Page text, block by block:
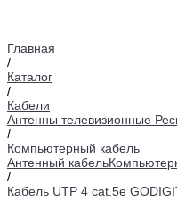
Главная
/
Каталог
/
Кабели
Антенны телевизионные
/
Компьютерный кабель
Антенный кабель
/
Кабель UTP 4 cat.5e